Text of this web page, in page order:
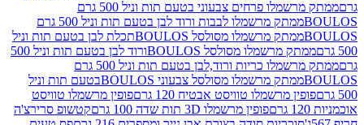
ממתק מרשמלו פרחים צבעוני בטעם תות וניל 500 גרם
ממתק מרשמלו לבבות ורוד לבן בטעם תות וניל 500 גרם
ממתק מרשמלו מסולסל BOULOSתכלת לבן בטעם תות וניל
ממתק מרשמלו מסולסל BOULOSורוד לבן בטעם תות וניל 500
ממתק מרשמלו כריות ורוד,לבן בטעם תות וניל 500 גרם
ממתק מרשמלו מסולסל צבעוני BOULOSבטעם תות וניל
מרשמלו טוויסט אבטיח 120 גרם
פופין מרשמלו טוויסט
פופין מרשמלו 3D תות שדה 100 גרם
קטשופ סרירצ'ה